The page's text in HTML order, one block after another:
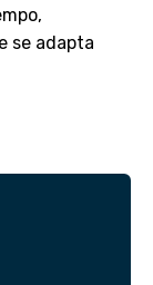
se adapta